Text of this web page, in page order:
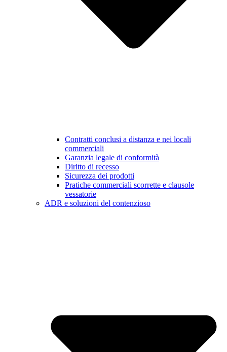
Contratti conclusi a distanza e nei locali
commerciali
Garanzia legale di conformità
Diritto di recesso
Sicurezza dei prodotti
Pratiche commerciali scorrette e clausole
vessatorie
ADR e soluzioni del contenzioso